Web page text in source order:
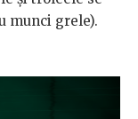
munci grele).